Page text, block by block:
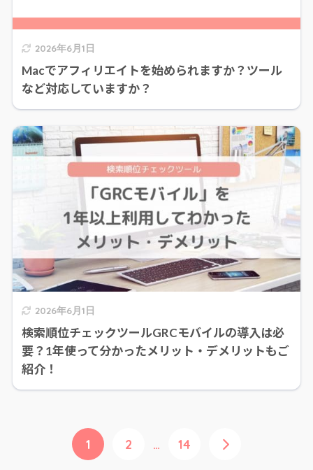
2026年6月1日
Macでアフィリエイトを始められますか？ツール
など対応していますか？
2026年6月1日
検索順位チェックツールGRCモバイルの導入は必
要？1年使って分かったメリット・デメリットもご
紹介！
1 2 … 14